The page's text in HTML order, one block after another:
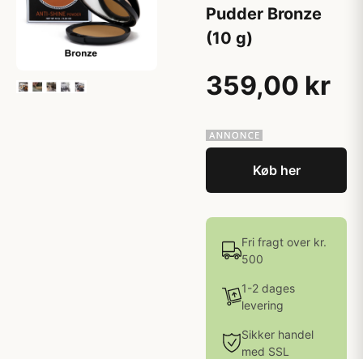
Pudder Bronze
(10 g)
359,00 kr
Køb her
Fri fragt over kr.
500
1-2 dages
levering
Sikker handel
med SSL